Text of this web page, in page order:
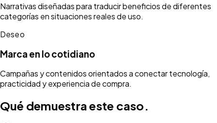
Narrativas diseñadas para traducir beneficios de diferentes
categorías en situaciones reales de uso.
Deseo
Marca en lo cotidiano
Campañas y contenidos orientados a conectar tecnología,
practicidad y experiencia de compra.
Qué demuestra este caso.